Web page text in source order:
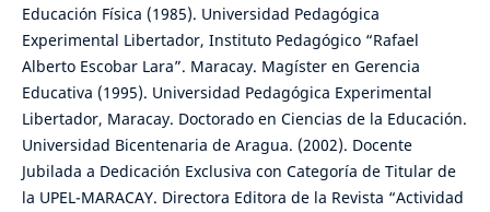
Educación Física (1985). Universidad Pedagógica
Experimental Libertador, Instituto Pedagógico “Rafael
Alberto Escobar Lara”. Maracay. Magíster en Gerencia
Educativa (1995). Universidad Pedagógica Experimental
Libertador, Maracay. Doctorado en Ciencias de la Educación.
Universidad Bicentenaria de Aragua. (2002). Docente
Jubilada a Dedicación Exclusiva con Categoría de Titular de
la UPEL-MARACAY. Directora Editora de la Revista “Actividad